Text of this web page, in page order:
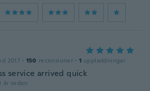
2017 · 150 recensioner · 1 uppladdningar
service arrived quick
år sedan